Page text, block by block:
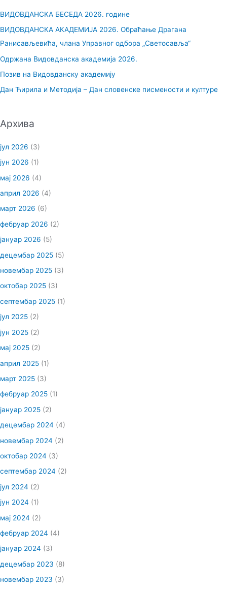
з
а
:
ВИДОВДАНСКА БЕСЕДА 2026. године
ВИДОВДАНСКА АКАДЕМИЈА 2026. Обраћање Драгана
Ранисављевића, члана Управног одбора „Светосавља“
Одржана Видовданска академија 2026.
Позив на Видовданску академију
Дан Ћирила и Методија – Дан словенске писмености и културе
Архива
јул 2026 (3)
јун 2026 (1)
мај 2026 (4)
април 2026 (4)
март 2026 (6)
фебруар 2026 (2)
јануар 2026 (5)
децембар 2025 (5)
новембар 2025 (3)
октобар 2025 (3)
септембар 2025 (1)
јул 2025 (2)
јун 2025 (2)
мај 2025 (2)
април 2025 (1)
март 2025 (3)
фебруар 2025 (1)
јануар 2025 (2)
децембар 2024 (4)
новембар 2024 (2)
октобар 2024 (3)
септембар 2024 (2)
јул 2024 (2)
јун 2024 (1)
мај 2024 (2)
фебруар 2024 (4)
јануар 2024 (3)
децембар 2023 (8)
новембар 2023 (3)